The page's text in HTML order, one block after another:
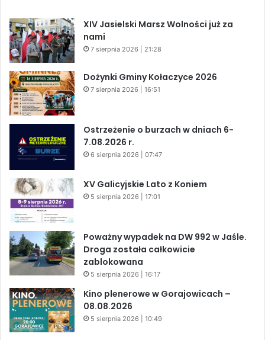
XIV Jasielski Marsz Wolności już za
nami
7 sierpnia 2026 | 21:28
Dożynki Gminy Kołaczyce 2026
7 sierpnia 2026 | 16:51
Ostrzeżenie o burzach w dniach 6-
7.08.2026 r.
6 sierpnia 2026 | 07:47
XV Galicyjskie Lato z Koniem
5 sierpnia 2026 | 17:01
Poważny wypadek na DW 992 w Jaśle.
Droga została całkowicie
zablokowana
5 sierpnia 2026 | 16:17
Kino plenerowe w Gorajowicach –
08.08.2026
5 sierpnia 2026 | 10:49